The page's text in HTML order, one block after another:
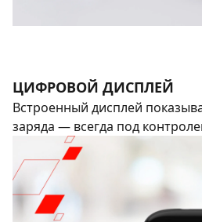
ЦИФРОВОЙ ДИСПЛЕЙ
Встроенный дисплей
заряда — всегда под